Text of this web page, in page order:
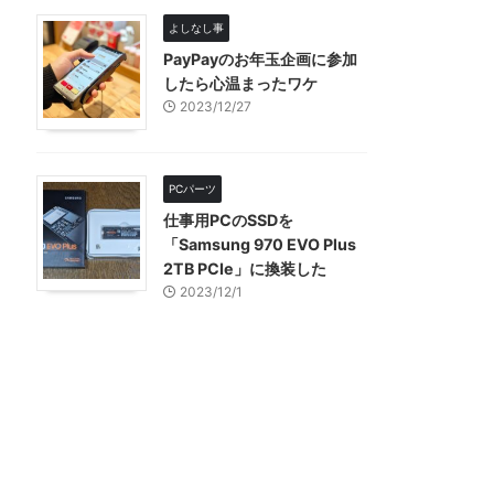
よしなし事
PayPayのお年玉企画に参加
したら心温まったワケ
2023/12/27
PCパーツ
仕事用PCのSSDを
「Samsung 970 EVO Plus
2TB PCIe」に換装した
2023/12/1